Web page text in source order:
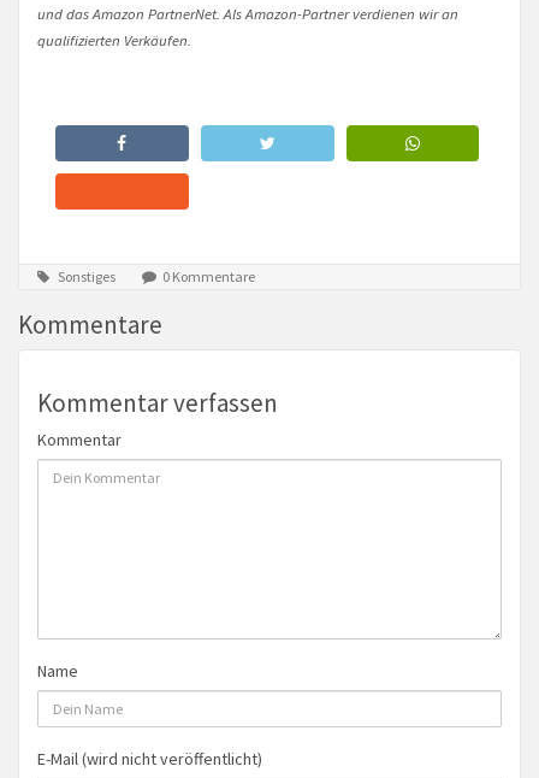
und das Amazon PartnerNet. Als Amazon-Partner verdienen wir an
qualifizierten Verkäufen.
Sonstiges 0 Kommentare
Kommentare
Kommentar verfassen
Kommentar
Name
E-Mail (wird nicht veröffentlicht)